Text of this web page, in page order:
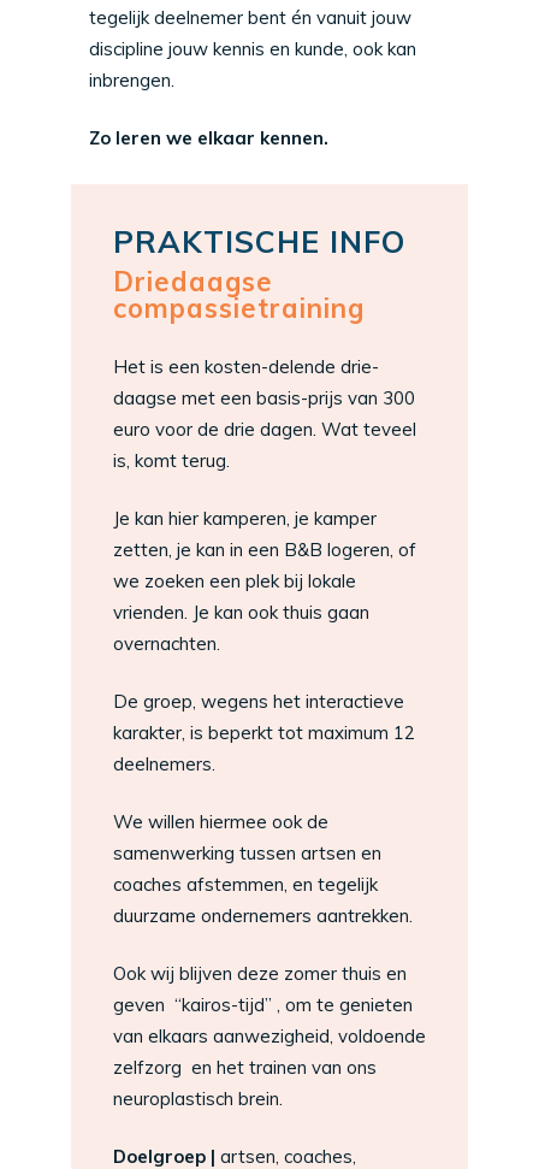
tegelijk deelnemer bent én vanuit jouw
discipline jouw kennis en kunde, ook kan
inbrengen.
Zo leren we elkaar kennen.
PRAKTISCHE INFO
Driedaagse
compassietraining
Het is een kosten-delende drie-
daagse met een basis-prijs van 300
euro voor de drie dagen. Wat teveel
is, komt terug.
Je kan hier kamperen, je kamper
zetten, je kan in een B&B logeren, of
we zoeken een plek bij lokale
vrienden. Je kan ook thuis gaan
overnachten.
De groep, wegens het interactieve
karakter, is beperkt tot maximum 12
deelnemers.
We willen hiermee ook de
samenwerking tussen artsen en
coaches afstemmen, en tegelijk
duurzame ondernemers aantrekken.
Ook wij blijven deze zomer thuis en
geven “kairos-tijd” , om te genieten
van elkaars aanwezigheid, voldoende
zelfzorg en het trainen van ons
neuroplastisch brein.
Doelgroep | artsen, coaches,